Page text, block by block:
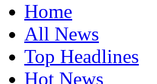
Home
All News
Top Headlines
Hot News